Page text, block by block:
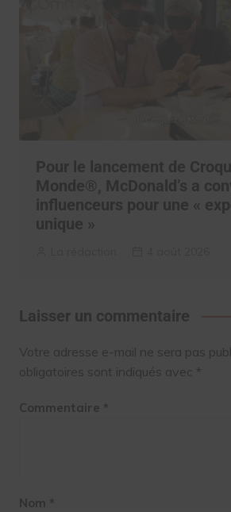
Pour le lancement de
Monde®, McDonald’s a
influenceurs pour une «
unique »
Laisser un commentaire
Votre adresse e-mail ne sera pas
obligatoires sont indiqués avec *
Commentaire *
Nom *